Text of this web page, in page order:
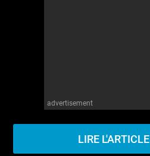
advertisement
LIRE L'ARTICLE